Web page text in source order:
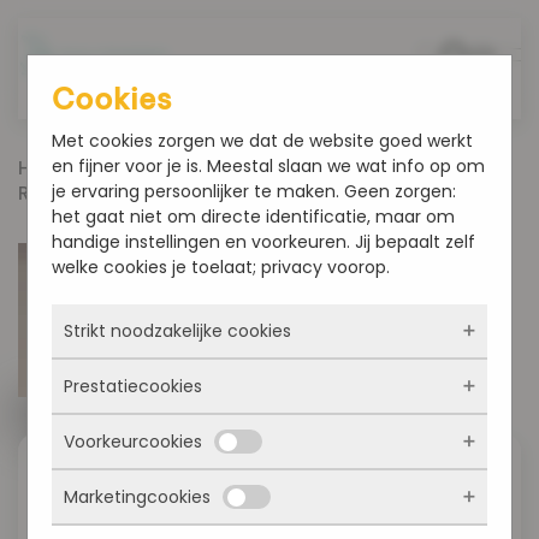
Home Producten
Taart en Gebak
Roosendalers
Roosendalers
Cookies
Met cookies zorgen we dat de website goed werkt
en fijner voor je is. Meestal slaan we wat info op om
je ervaring persoonlijker te maken. Geen zorgen:
het gaat niet om directe identificatie, maar om
handige instellingen en voorkeuren. Jij bepaalt zelf
welke cookies je toelaat; privacy voorop.
Strikt noodzakelijke cookies
Deze cookies zorgen ervoor dat de website
überhaupt werkt. Ze zijn dus altijd actief en
kunnen niet worden uitgezet. Meestal worden
ze alleen geplaatst als jij iets doet, zoals
inloggen, een formulier invullen of je
privacyvoorkeuren opslaan. Je kunt je browser
Prestatiecookies
Met deze cookies zien we hoe vaak onze site
bezocht wordt, waar bezoekers vandaan
komen en welke pagina’s populair zijn. Zo
kunnen we de website blijven verbeteren.
Voorkeurcookies
Deze cookies onthouden jouw voorkeuren.
Bijvoorbeeld taalkeuze of ingevulde gegevens.
Marketingcookies